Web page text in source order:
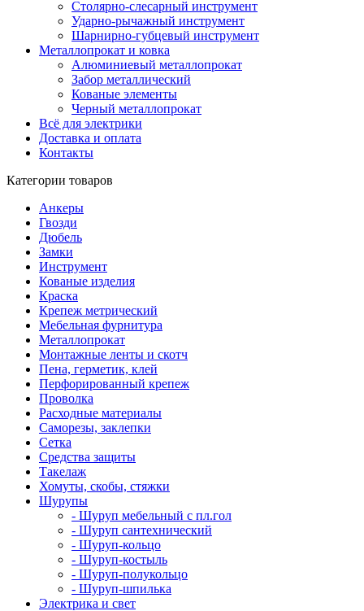
Столярно-слесарный инструмент
Ударно-рычажный инструмент
Шарнирно-губцевый инструмент
Металлопрокат и ковка
Алюминиевый металлопрокат
Забор металлический
Кованые элементы
Черный металлопрокат
Всё для электрики
Доставка и оплата
Контакты
Категории товаров
Анкеры
Гвозди
Дюбель
Замки
Инструмент
Кованые изделия
Краска
Крепеж метрический
Мебельная фурнитура
Металлопрокат
Монтажные ленты и скотч
Пена, герметик, клей
Перфорированный крепеж
Проволка
Расходные материалы
Саморезы, заклепки
Сетка
Средства защиты
Такелаж
Хомуты, скобы, стяжки
Шурупы
- Шуруп мебельный с пл.гол
- Шуруп сантехнический
- Шуруп-кольцо
- Шуруп-костыль
- Шуруп-полукольцо
- Шуруп-шпилька
Электрика и свет